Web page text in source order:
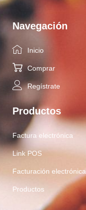
Navegación
Inicio
Comprar
Regístrate
Productos
Factura electrónica
Link POS
Facturación electrónica
Productos